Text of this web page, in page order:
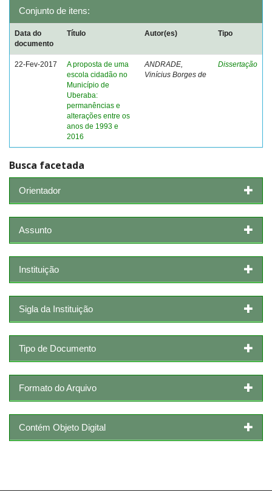
Conjunto de itens:
Data do
documento
Título Autor(es) Tipo
22-Fev-2017
A proposta de uma
escola cidadão no
Município de
Uberaba:
permanências e
alterações entre os
anos de 1993 e
2016
ANDRADE,
Vinícius Borges de
Dissertação
Busca facetada
Orientador
Assunto
Instituição
Sigla da Instituição
Tipo de Documento
Formato do Arquivo
Contém Objeto Digital